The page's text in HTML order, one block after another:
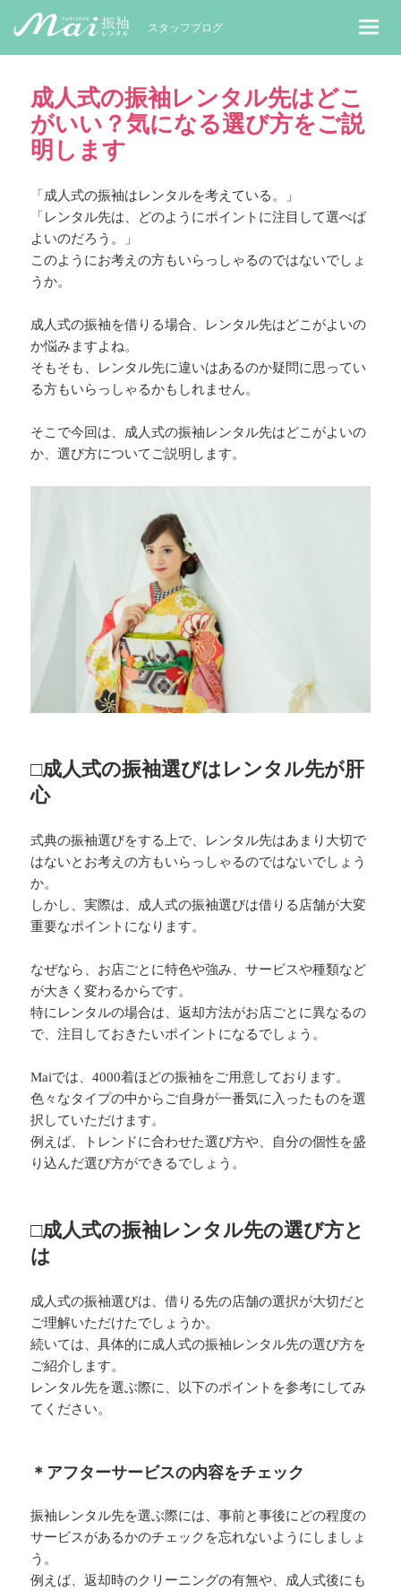
MaiレンタルBLOG｜Maiで成人式振袖
スタッフブログ
成人式の振袖レンタル先はどこ
がいい？気になる選び方をご説
明します
「成人式の振袖はレンタルを考えている。」
「レンタル先は、どのようにポイントに注目して選べば
よいのだろう。」
このようにお考えの方もいらっしゃるのではないでしょ
うか。
成人式の振袖を借りる場合、レンタル先はどこがよいの
か悩みますよね。
そもそも、レンタル先に違いはあるのか疑問に思ってい
る方もいらっしゃるかもしれません。
そこで今回は、成人式の振袖レンタル先はどこがよいの
か、選び方についてご説明します。
□成人式の振袖選びはレンタル先が肝
心
式典の振袖選びをする上で、レンタル先はあまり大切で
はないとお考えの方もいらっしゃるのではないでしょう
か。
しかし、実際は、成人式の振袖選びは借りる店舗が大変
重要なポイントになります。
なぜなら、お店ごとに特色や強み、サービスや種類など
が大きく変わるからです。
特にレンタルの場合は、返却方法がお店ごとに異なるの
で、注目しておきたいポイントになるでしょう。
Maiでは、4000着ほどの振袖をご用意しております。
色々なタイプの中からご自身が一番気に入ったものを選
択していただけます。
例えば、トレンドに合わせた選び方や、自分の個性を盛
り込んだ選び方ができるでしょう。
□成人式の振袖レンタル先の選び方と
は
成人式の振袖選びは、借りる先の店舗の選択が大切だと
ご理解いただけたでしょうか。
続いては、具体的に成人式の振袖レンタル先の選び方を
ご紹介します。
レンタル先を選ぶ際に、以下のポイントを参考にしてみ
てください。
＊アフターサービスの内容をチェック
振袖レンタル先を選ぶ際には、事前と事後にどの程度の
サービスがあるかのチェックを忘れないようにしましょ
う。
例えば、返却時のクリーニングの有無や、成人式後にも